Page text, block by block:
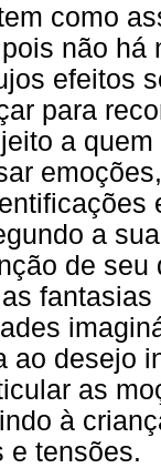
como
não
efeitos
para
a
a
de
ao desejo
as
à
e tensões.